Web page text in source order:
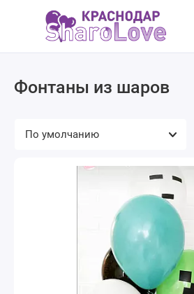
Фонтаны из шаров